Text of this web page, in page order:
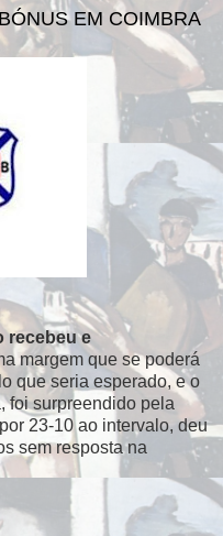
EM COIMBRA
recebeu e
margem que se poderá
que seria esperado, e o
foi surpreendido pela
23-10 ao intervalo, deu
sem resposta na